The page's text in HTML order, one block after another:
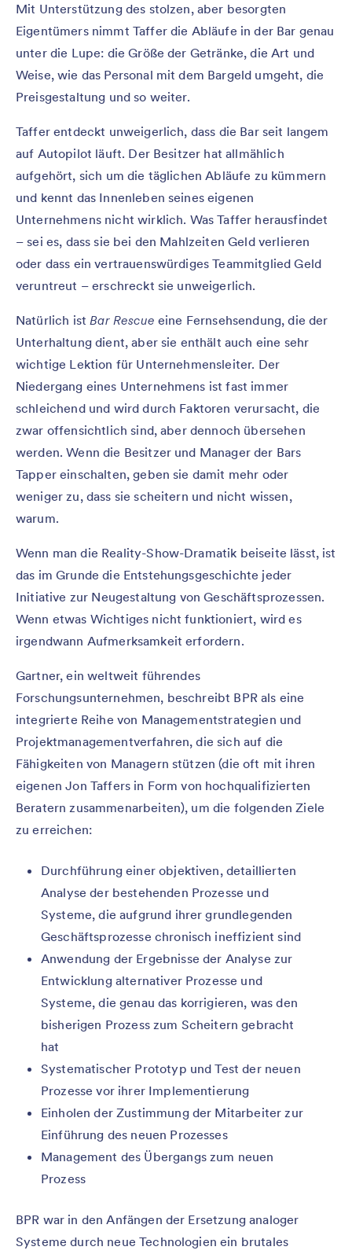
Mit Unterstützung des stolzen, aber besorgten
Eigentümers nimmt Taffer die Abläufe in der Bar genau
unter die Lupe: die Größe der Getränke, die Art und
Weise, wie das Personal mit dem Bargeld umgeht, die
Preisgestaltung und so weiter.
Taffer entdeckt unweigerlich, dass die Bar seit langem
auf Autopilot läuft. Der Besitzer hat allmählich
aufgehört, sich um die täglichen Abläufe zu kümmern
und kennt das Innenleben seines eigenen
Unternehmens nicht wirklich. Was Taffer herausfindet
– sei es, dass sie bei den Mahlzeiten Geld verlieren
oder dass ein vertrauenswürdiges Teammitglied Geld
veruntreut – erschreckt sie unweigerlich.
Natürlich istBar Rescueeine Fernsehsendung, die der
Unterhaltung dient, aber sie enthält auch eine sehr
wichtige Lektion für Unternehmensleiter. Der
Niedergang eines Unternehmens ist fast immer
schleichend und wird durch Faktoren verursacht, die
zwar offensichtlich sind, aber dennoch übersehen
werden. Wenn die Besitzer und Manager der Bars
Tapper einschalten, geben sie damit mehr oder
weniger zu, dass sie scheitern und nicht wissen,
warum.
Wenn man die Reality-Show-Dramatik beiseite lässt, ist
das im Grunde die Entstehungsgeschichte jeder
Initiative zur Neugestaltung von Geschäftsprozessen.
Wenn etwas Wichtiges nicht funktioniert, wird es
irgendwann Aufmerksamkeit erfordern.
Gartner, ein weltweit führendes
Forschungsunternehmen, beschreibt BPR als eine
integrierte Reihe von Managementstrategien und
Projektmanagementverfahren, die sich auf die
Fähigkeiten von Managern stützen (die oft mit ihren
eigenen Jon Taffers in Form von hochqualifizierten
Beratern zusammenarbeiten), um die folgenden Ziele
zu erreichen:
Durchführung einer objektiven, detaillierten
Analyse der bestehenden Prozesse und
Systeme, die aufgrund ihrer grundlegenden
Geschäftsprozesse chronisch ineffizient sind
Anwendung der Ergebnisse der Analyse zur
Entwicklung alternativer Prozesse und
Systeme, die genau das korrigieren, was den
bisherigen Prozess zum Scheitern gebracht
hat
Systematischer Prototyp und Test der neuen
Prozesse vor ihrer Implementierung
Einholen der Zustimmung der Mitarbeiter zur
Einführung des neuen Prozesses
Management des Übergangs zum neuen
Prozess
BPR war in den Anfängen der Ersetzung analoger
Systeme durch neue Technologien ein brutales